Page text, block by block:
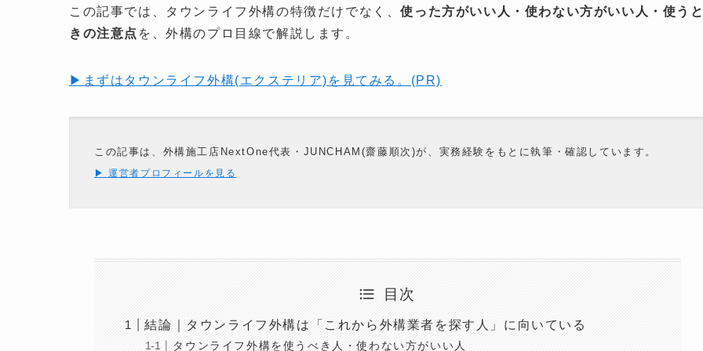
この記事では、タウンライフ外構の特徴だけでなく、使った方がいい人・使わない方がいい人・使う
きの注意点 を、外構のプロ目線で解説します。
▶まずはタウンライフ外構(エクステリア)を見てみる。(PR)
この記事は、外構施工店NextOne代表・JUNCHAM(齋藤順次)が、実務経験をもとに執筆・確認しています。
▶ 運営者プロフィールを見る
目次
結論｜タウンライフ外構は「これから外構業者を探す人」に向いている
タウンライフ外構を使うべき人・使わない方がいい人